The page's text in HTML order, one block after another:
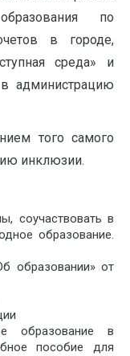
по
в городе,
среда» и
администрацию
того самого
инклюзии.
соучаствовать в
образование.
образовании» от
образование в
пособие для